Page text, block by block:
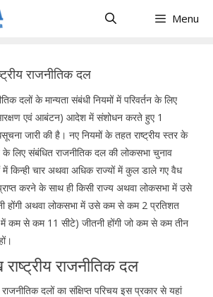
Menu
राजनीतिक दल
दलों के मान्यता संबंधी नियमों में परिवर्तन के लिए
एवं आबंटन) आदेश में संशोधन करते हुए 1
जारी की है। नए नियमों के तहत राष्ट्रीय स्तर के
के लिए संबंधित राजनीतिक दल की लोकसभा चुनाव
में किन्ही चार अथवा अधिक राज्यों में कुल डाले गए वैध
करने के साथ ही किसी राज्य अथवा लोकसभा में उसे
होंगी अथवा लोकसभा में उसे कम से कम 2 प्रतिशत
में कम से कम 11 सीटे) जीतनी होंगी जो कम से कम तीन
राजनीतिक दल
दलों का संक्षिप्त परिचय इस प्रकार से यहां